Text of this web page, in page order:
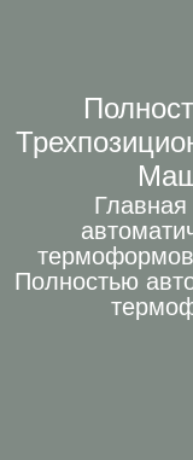
Главная
Полностью